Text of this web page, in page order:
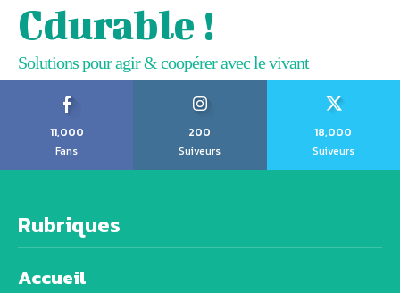
Cdurable !
Solutions pour agir & coopérer avec le vivant
11,000
Fans
200
Suiveurs
18,000
Suiveurs
Rubriques
Accueil